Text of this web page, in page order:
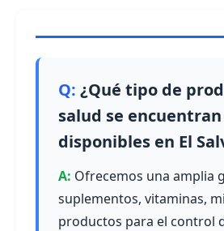
¿Qué tipo de
salud se encuentran
disponibles en El
Ofrecemos una amplia
suplementos, vitaminas,
productos para el control